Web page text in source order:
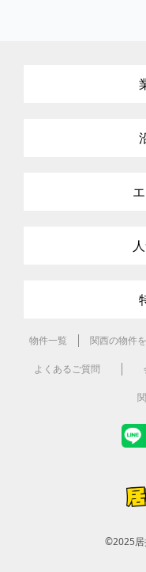
物件一覧 関西の物件
よくあるご質問
©2025